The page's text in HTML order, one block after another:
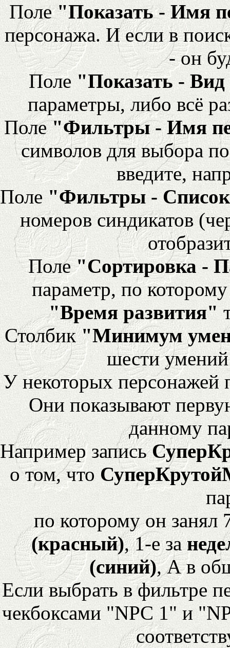
Поле"Показать - Имя
персонажа. И если в
- он
Поле "Показать -
параметры, либо всё
Поле"Фильтры - Имя
символов для выбора
введите,
Поле "Фильтры -
номеров синдикатов
Поле"Сортировка -
параметр, по
"Время развития"
Столбик"Минимум
шести
У некоторых персонажей
Они показывают
данному
Например запись
о том, что
по которому он
(красный), 1-е за
(синий), А в
Если выбрать в фильтре
чекбоксами "NPC 1" и